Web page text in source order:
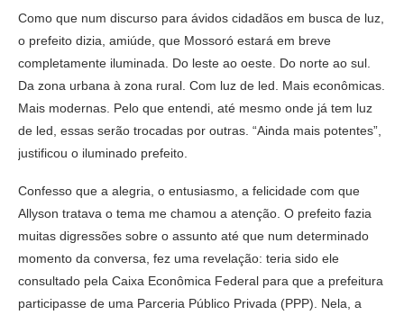
Como que num discurso para ávidos cidadãos em busca de luz,
o prefeito dizia, amiúde, que Mossoró estará em breve
completamente iluminada. Do leste ao oeste. Do norte ao sul.
Da zona urbana à zona rural. Com luz de led. Mais econômicas.
Mais modernas. Pelo que entendi, até mesmo onde já tem luz
de led, essas serão trocadas por outras. “Ainda mais potentes”,
justificou o iluminado prefeito.
Confesso que a alegria, o entusiasmo, a felicidade com que
Allyson tratava o tema me chamou a atenção. O prefeito fazia
muitas digressões sobre o assunto até que num determinado
momento da conversa, fez uma revelação: teria sido ele
consultado pela Caixa Econômica Federal para que a prefeitura
participasse de uma Parceria Público Privada (PPP). Nela, a